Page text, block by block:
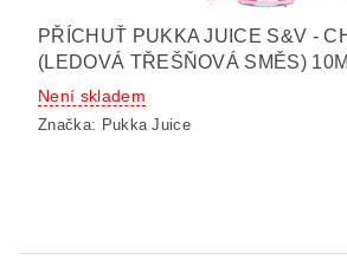
PŘÍCHUŤ PUKKA JUICE S&V -
(LEDOVÁ TŘEŠŇOVÁ SMĚS)
Není skladem
Značka: Pukka Juice